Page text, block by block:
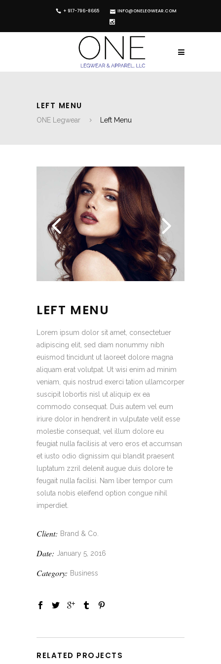
+ 917-796-8665 INFO@ONELEGWEAR.COM
LEFT MENU
ONE Legwear Left Menu
LEFT MENU
Lorem ipsum dolor sit amet, consectetuer
adipiscing elit, sed diam nonummy nibh
euismod tincidunt ut laoreet dolore magna
aliquam erat volutpat. Ut wisi enim ad minim
veniam, quis nostrud exerci tation ullamcorper
suscipit lobortis nisl ut aliquip ex ea
commodo consequat. Duis autem vel eum
iriure dolor in hendrerit in vulputate velit esse
molestie consequat, vel illum dolore eu
feugiat nulla facilisis at vero eros et accumsan
et iusto odio dignissim qui blandit praesent
luptatum zzril delenit augue duis dolore te
feugait nulla facilisi. Nam liber tempor cum
soluta nobis eleifend option congue nihil
imperdiet.
Client: Brand & Co.
Date: January 5, 2016
Category: Business
RELATED PROJECTS